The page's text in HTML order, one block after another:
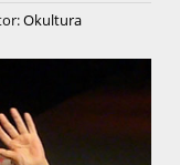
Okultura